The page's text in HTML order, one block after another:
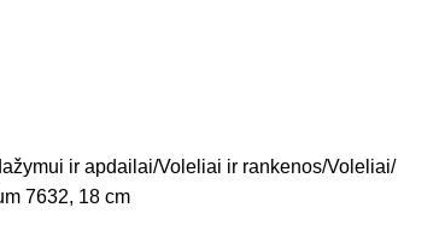
ir apdailai Voleliai ir rankenos Voleliai
7632, 18 cm